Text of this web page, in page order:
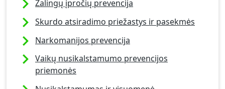
Žalingų įpročių prevencija
Skurdo atsiradimo priežastys ir pasekmės
Narkomanijos prevencija
Vaikų nusikalstamumo prevencijos
priemonės